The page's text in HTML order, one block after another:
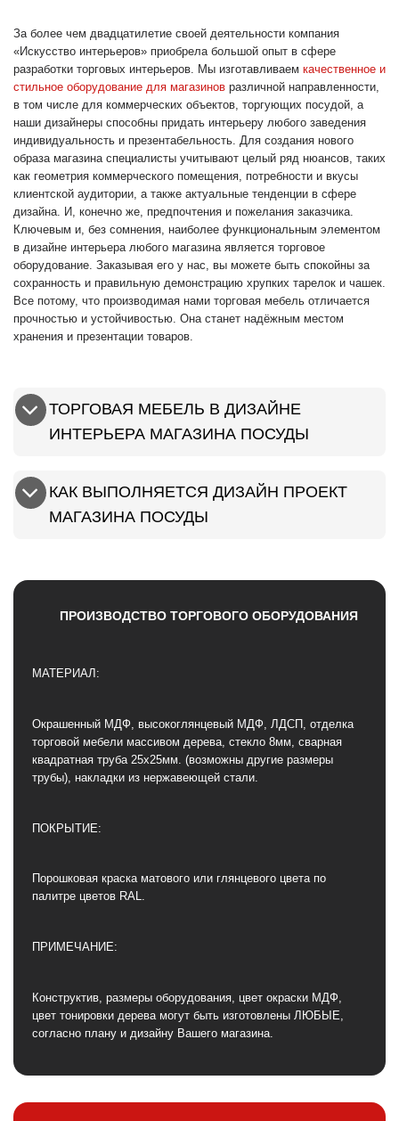
За более чем двадцатилетие своей деятельности компания
«Искусство интерьеров» приобрела большой опыт в сфере
разработки торговых интерьеров. Мы изготавливаем качественное и
стильное оборудование для магазинов различной направленности,
в том числе для коммерческих объектов, торгующих посудой, а
наши дизайнеры способны придать интерьеру любого заведения
индивидуальность и презентабельность. Для создания нового
образа магазина специалисты учитывают целый ряд нюансов, таких
как геометрия коммерческого помещения, потребности и вкусы
клиентской аудитории, а также актуальные тенденции в сфере
дизайна. И, конечно же, предпочтения и пожелания заказчика.
Ключевым и, без сомнения, наиболее функциональным элементом
в дизайне интерьера любого магазина является торговое
оборудование. Заказывая его у нас, вы можете быть спокойны за
сохранность и правильную демонстрацию хрупких тарелок и чашек.
Все потому, что производимая нами торговая мебель отличается
прочностью и устойчивостью. Она станет надёжным местом
хранения и презентации товаров.
ТОРГОВАЯ МЕБЕЛЬ В ДИЗАЙНЕ
ИНТЕРЬЕРА МАГАЗИНА ПОСУДЫ
КАК ВЫПОЛНЯЕТСЯ ДИЗАЙН ПРОЕКТ
МАГАЗИНА ПОСУДЫ
ПРОИЗВОДСТВО ТОРГОВОГО ОБОРУДОВАНИЯ
МАТЕРИАЛ:
Окрашенный МДФ, высокоглянцевый МДФ, ЛДСП, отделка
торговой мебели массивом дерева, стекло 8мм, сварная
квадратная труба 25х25мм. (возможны другие размеры
трубы), накладки из нержавеющей стали.
ПОКРЫТИЕ:
Порошковая краска матового или глянцевого цвета по
палитре цветов RAL.
ПРИМЕЧАНИЕ:
Конструктив, размеры оборудования, цвет окраски МДФ,
цвет тонировки дерева могут быть изготовлены ЛЮБЫЕ,
согласно плану и дизайну Вашего магазина.